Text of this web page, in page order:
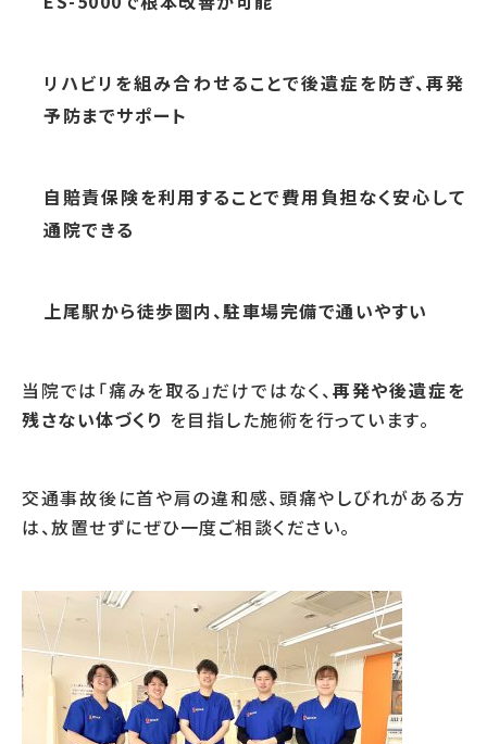
リハビリを組み合わせることで後遺症を防ぎ、再発
予防までサポート
自賠責保険を利用することで費用負担なく安心して
通院できる
上尾駅から徒歩圏内、駐車場完備で通いやすい
当院では「痛みを取る」だけではなく、 再発や後遺症を
残さない体づくり を目指した施術を行っています。
交通事故後に首や肩の違和感、頭痛やしびれがある方
は、放置せずにぜひ一度ご相談ください。